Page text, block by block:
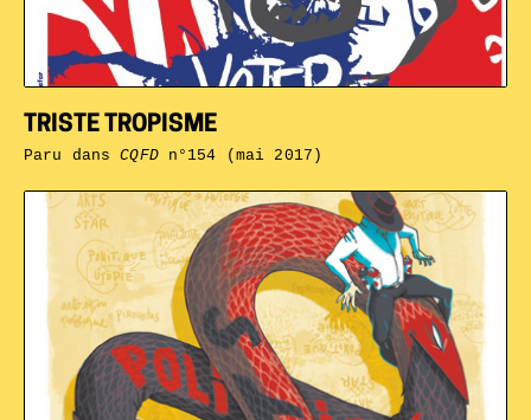
TRISTE TROPISME
Paru dansCQFDn°154 (mai 2017)